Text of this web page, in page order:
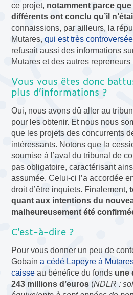
ce projet, notamment parce
différents ont conclu qu’il
connaissions, par ailleurs, la
Mutares,qui est très controversée
refusait aussi des informations
Mutares et des autres repreneurs
Vous vous êtes donc
plus d’informations ?
Oui, nous avons dû aller au
pour les obtenir. Et nous nous
que les projets des concurrents
intéressants. Notons que la
soumise à l’aval du tribunal de
pas obligatoire, caractérisant
assumée. Celui-ci l’a accordée
droit d’être inquiets. Finalement,
quant aux intentions du
malheureusement été
C’est-à-dire ?
Pour vous donner un peu de
Gobaina cédé Lapeyre à
caisse au bénéfice du fonds une
243 millions d’euros (NDLR :